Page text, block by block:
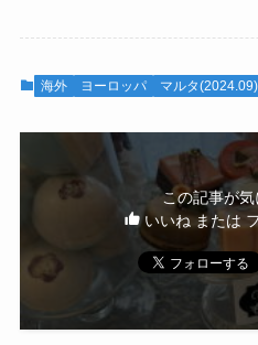
海外 ヨーロッパ マルタ(2024.09)
この記事が
いいね または